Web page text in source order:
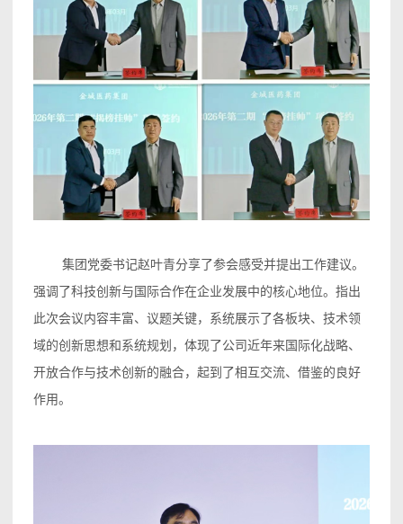
集团党委书记赵叶青分享了参会感受并提出工作建议。
强调了科技创新与国际合作在企业发展中的核心地位。指出
此次会议内容丰富、议题关键，系统展示了各板块、技术领
域的创新思想和系统规划，体现了公司近年来国际化战略、
开放合作与技术创新的融合，起到了相互交流、借鉴的良好
作用。